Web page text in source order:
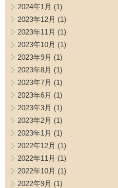
2024年1月 (1)
2023年12月 (1)
2023年11月 (1)
2023年10月 (1)
2023年9月 (1)
2023年8月 (1)
2023年7月 (1)
2023年6月 (1)
2023年3月 (1)
2023年2月 (1)
2023年1月 (1)
2022年12月 (1)
2022年11月 (1)
2022年10月 (1)
2022年9月 (1)